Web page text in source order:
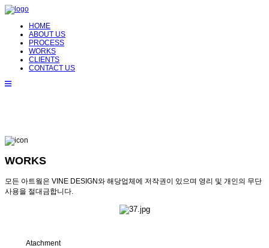
HOME
ABOUT US
PROCESS
WORKS
CLIENTS
CONTACT US
WORKS
모든 아트웤은 VINE DESIGN와 해당업체에 저작권이 있으며 영리 및 개인의 무단
사용을 절대금합니다.
Atachment